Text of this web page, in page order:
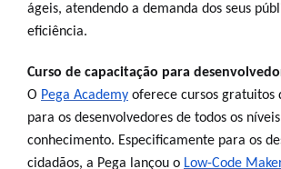
ágeis, atendendo a demanda dos seus
eficiência.
Curso de capacitação para
O Pega Academy oferece cursos gratuitos
para os desenvolvedores de todos os
conhecimento. Especificamente para os
cidadãos, a Pega lançou o Low-Code